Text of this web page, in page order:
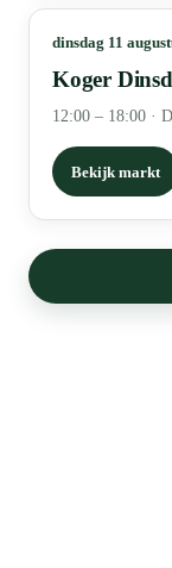
dinsdag 11
Koger
12:00 – 18:00 ·
Bekijk markt